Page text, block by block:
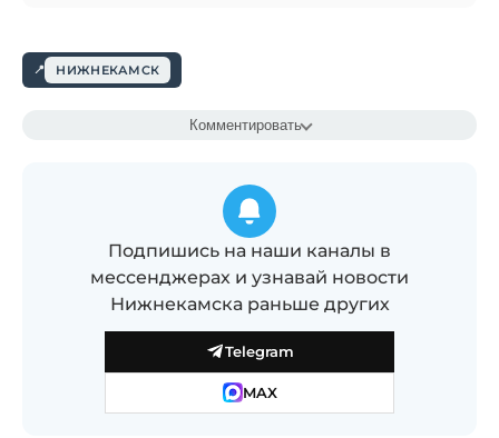
НИЖНЕКАМСК
Комментировать
Подпишись на наши каналы в
мессенджерах и узнавай новости
Нижнекамска раньше других
Telegram
MAX